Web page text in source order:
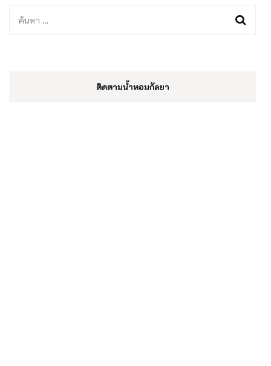
ค้นหา
ติดตามน้ำหอมกัลยา